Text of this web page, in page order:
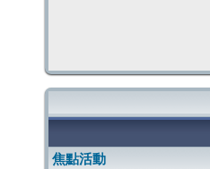
焦點活動